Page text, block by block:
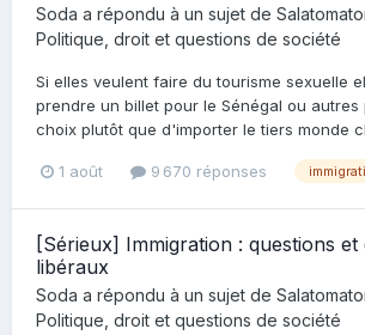
Soda a répondu à un sujet de
Politique, droit et questions de société
Si elles veulent faire du tourisme sexuelle
prendre un billet pour le Sénégal ou autres
choix plutôt que d'importer le tiers monde
1 août 9 670 réponses
[Sérieux] Immigration : questions et
libéraux
Soda a répondu à un sujet de
Politique, droit et questions de société